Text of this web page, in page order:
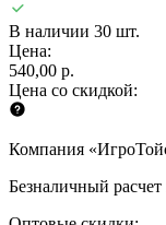
В наличии 30 шт.
Цена:
540,00 р.
Цена со скидкой:
Компания
Безналичный